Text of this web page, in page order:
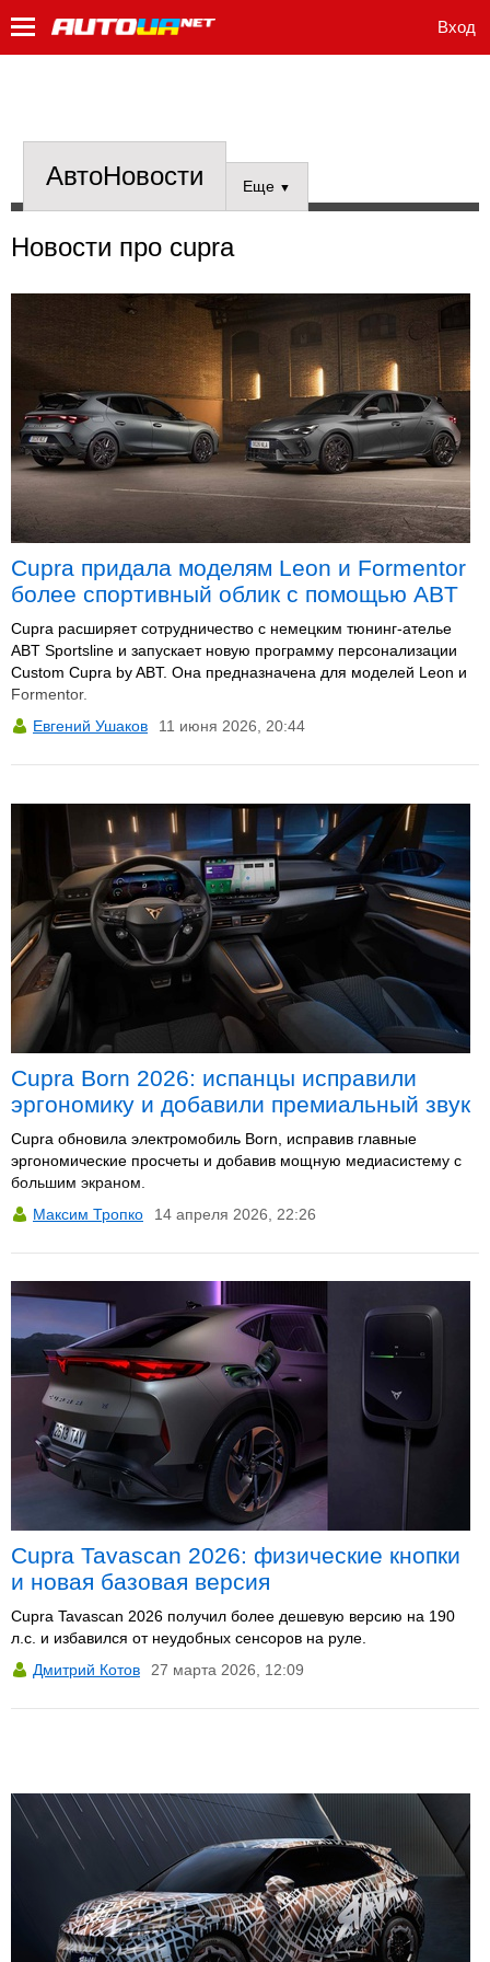
Вход
АвтоНовости Еще ▼
Новости про cupra
Cupra придала моделям Leon и Formentor
более спортивный облик с помощью ABT
Cupra расширяет сотрудничество с немецким тюнинг-ателье
ABT Sportsline и запускает новую программу персонализации
Custom Cupra by ABT. Она предназначена для моделей Leon и
Formentor.
Евгений Ушаков
11 июня 2026, 20:44
Cupra Born 2026: испанцы исправили
эргономику и добавили премиальный звук
Cupra обновила электромобиль Born, исправив главные
эргономические просчеты и добавив мощную медиасистему с
большим экраном.
Максим Тропко
14 апреля 2026, 22:26
Cupra Tavascan 2026: физические кнопки
и новая базовая версия
Cupra Tavascan 2026 получил более дешевую версию на 190
л.с. и избавился от неудобных сенсоров на руле.
Дмитрий Котов
27 марта 2026, 12:09